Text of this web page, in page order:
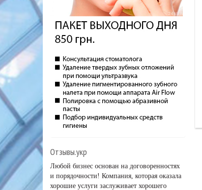
Отзывы.укр
Любой бизнес основан на договоренностях
и порядочности! Компания, которая оказала
хорошие услуги заслуживает хорошего